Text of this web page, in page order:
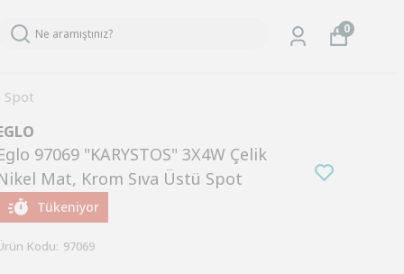
0
Spot
97069 "KARYSTOS" 3X4W Çelik
Mat, Krom Sıva Üstü Spot
Tükeniyor
Kodu: 97069